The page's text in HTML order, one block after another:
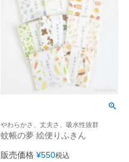
やわらかさ、丈夫さ、吸水性抜群
蚊帳の夢 絵便りふきん
販売価格 ¥550税込